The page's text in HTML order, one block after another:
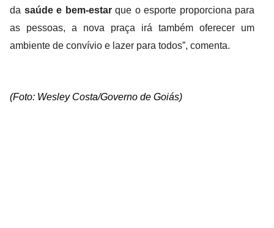
da saúde e bem-estarque o esporte proporciona para
as pessoas, a nova praça irá também oferecer um
ambiente de convívio e lazer para todos”, comenta.
(Foto: Wesley Costa/Governo de Goiás)